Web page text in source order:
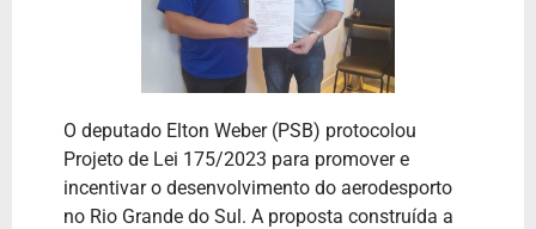
O deputado Elton Weber (PSB) protocolou
Projeto de Lei 175/2023 para promover e
incentivar o desenvolvimento do aerodesporto
no Rio Grande do Sul. A proposta construída a